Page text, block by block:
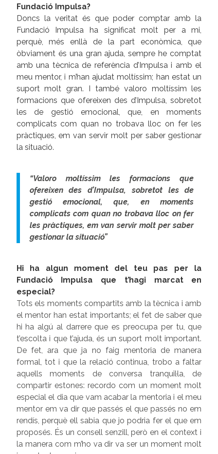
Fundació Impulsa?
Doncs la veritat és que poder comptar amb la
Fundació Impulsa ha significat molt per a mi,
perquè, més enllà de la part econòmica, que
òbviament és una gran ajuda, sempre he comptat
amb una tècnica de referència d’Impulsa i amb el
meu mentor, i m’han ajudat moltíssim; han estat un
suport molt gran. I també valoro moltíssim les
formacions que ofereixen des d’Impulsa, sobretot
les de gestió emocional, que, en moments
complicats com quan no trobava lloc on fer les
pràctiques, em van servir molt per saber gestionar
la situació.
“Valoro moltíssim les formacions que
ofereixen des d’Impulsa, sobretot les de
gestió emocional, que, en moments
complicats com quan no trobava lloc on fer
les pràctiques, em van servir molt per saber
gestionar la situació”
Hi ha algun moment del teu pas per la
Fundació Impulsa que t’hagi marcat en
especial?
Tots els moments compartits amb la tècnica i amb
el mentor han estat importants; el fet de saber que
hi ha algú al darrere que es preocupa per tu, que
t’escolta i que t’ajuda, és un suport molt important.
De fet, ara que ja no faig mentoria de manera
formal, tot i que la relació continua, trobo a faltar
aquells moments de conversa tranquil·la, de
compartir estones: recordo com un moment molt
especial el dia que vam acabar la mentoria i el meu
mentor em va dir que passés el que passés no em
rendís, perquè ell sabia que jo podria fer el que em
proposés. És un consell senzill, però en el context i
la manera com m’ho va dir va ser un moment molt